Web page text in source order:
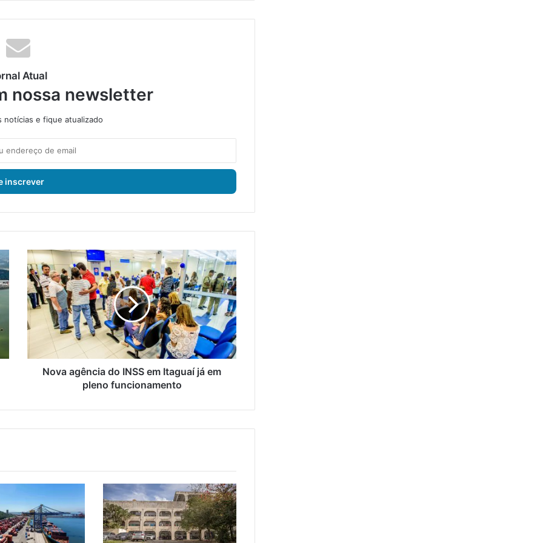
Atual
nossa newsletter
notícias e fique atualizado
N
o
v
a
a
g
ê
c
o
e
m
t
a
g
Nova agência do INSS em Itaguaí já em
pleno funcionamento